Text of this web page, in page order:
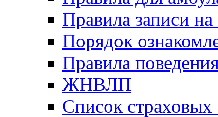
Правила записи
Порядок
Правила
ЖНВЛП
Список страховых